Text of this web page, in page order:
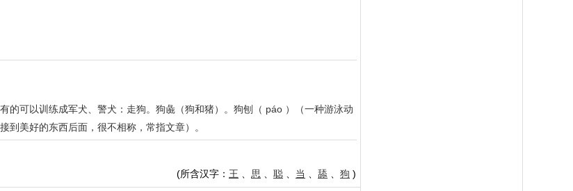
的可以训练成军犬、警犬：走狗。狗彘（狗和猪）。狗刨（ páo ）（一种游泳动
美好的东西后面，很不相称，常指文章）。
(所含汉字： 王 思 聪 当 舔 狗 )